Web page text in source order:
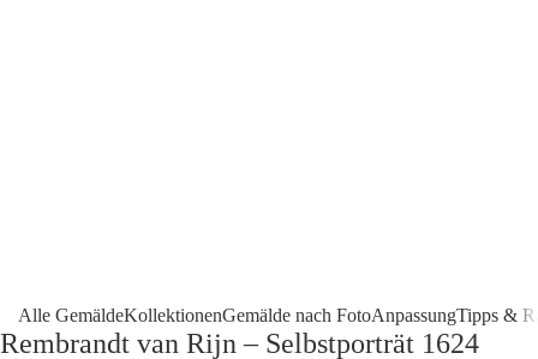
Alle GemäldeKollektionenGemälde nach FotoAnpassungTipps &
Rembrandt van Rijn – Selbstporträt 1624